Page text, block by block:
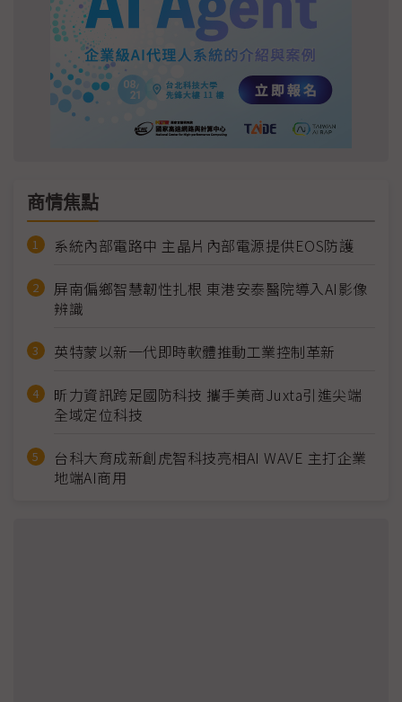
商情焦點
系統內部電路中 主晶片內部電源提供EOS防護
屏南偏鄉智慧韌性扎根 東港安泰醫院導入AI影像
辨識
英特蒙以新一代即時軟體推動工業控制革新
昕力資訊跨足國防科技 攜手美商Juxta引進尖端
全域定位科技
台科大育成新創虎智科技亮相AI WAVE 主打企業
地端AI商用